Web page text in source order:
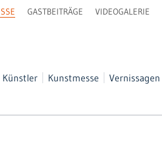
Künstler Kunstmesse Vernissagen
GASTBEITRÄGE VIDEOGALERIE